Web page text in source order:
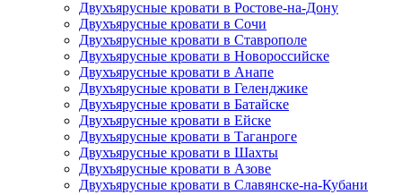
Двухъярусные кровати в Ростове-на-Дону
Двухъярусные кровати в Сочи
Двухъярусные кровати в Ставрополе
Двухъярусные кровати в Новороссийске
Двухъярусные кровати в Анапе
Двухъярусные кровати в Геленджике
Двухъярусные кровати в Батайске
Двухъярусные кровати в Ейске
Двухъярусные кровати в Таганроге
Двухъярусные кровати в Шахты
Двухъярусные кровати в Азове
Двухъярусные кровати в Славянске-на-Кубани